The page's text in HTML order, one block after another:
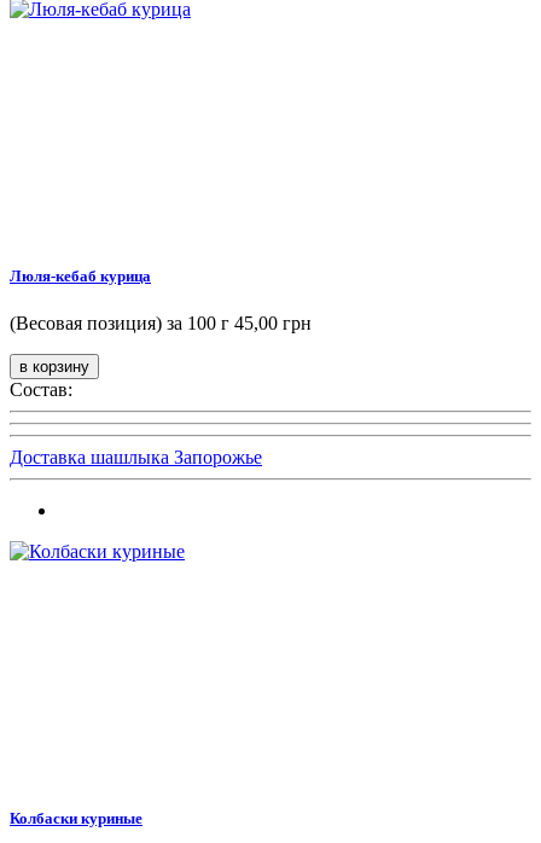
Люля-кебаб курица
(Весовая позиция) за 100 г 45,00 грн
Состав:
Доставка шашлыка Запорожье
Колбаски куриные